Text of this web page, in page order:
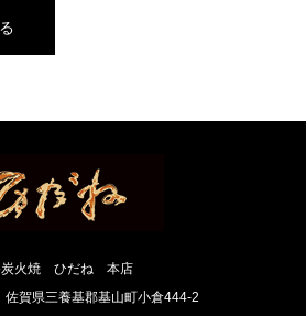
炭火焼 ひだね 本店
賀県三養基郡基山町小倉444-2